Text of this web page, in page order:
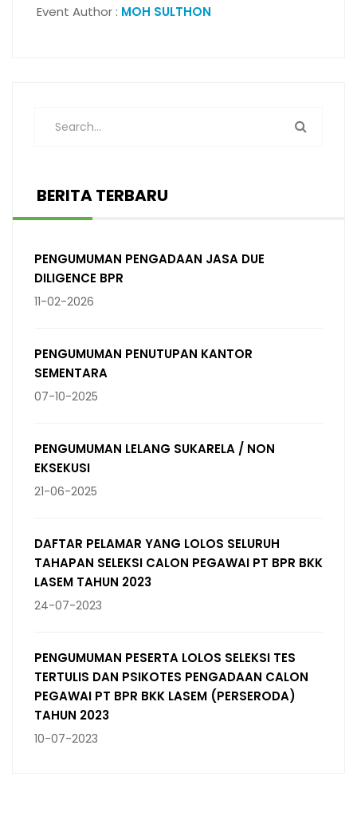
Event Author : MOH SULTHON
BERITA TERBARU
PENGUMUMAN PENGADAAN JASA DUE
DILIGENCE BPR
11-02-2026
PENGUMUMAN PENUTUPAN KANTOR
SEMENTARA
07-10-2025
PENGUMUMAN LELANG SUKARELA / NON
EKSEKUSI
21-06-2025
DAFTAR PELAMAR YANG LOLOS SELURUH
TAHAPAN SELEKSI CALON PEGAWAI PT BPR BKK
LASEM TAHUN 2023
24-07-2023
PENGUMUMAN PESERTA LOLOS SELEKSI TES
TERTULIS DAN PSIKOTES PENGADAAN CALON
PEGAWAI PT BPR BKK LASEM (PERSERODA)
TAHUN 2023
10-07-2023